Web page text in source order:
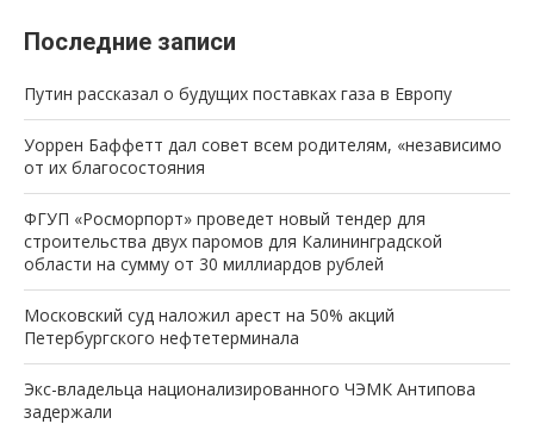
Последние записи
Путин рассказал о будущих поставках газа в Европу
Уоррен Баффетт дал совет всем родителям, «независимо
от их благосостояния
ФГУП «Росморпорт» проведет новый тендер для
строительства двух паромов для Калининградской
области на сумму от 30 миллиардов рублей
Московский суд наложил арест на 50% акций
Петербургского нефтетерминала
Экс-владельца национализированного ЧЭМК Антипова
задержали